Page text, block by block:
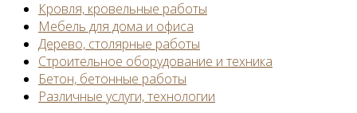
Кровля, кровельные работы
Мебель для дома и офиса
Дерево, столярные работы
Строительное оборудование и техника
Бетон, бетонные работы
Различные услуги, технологии